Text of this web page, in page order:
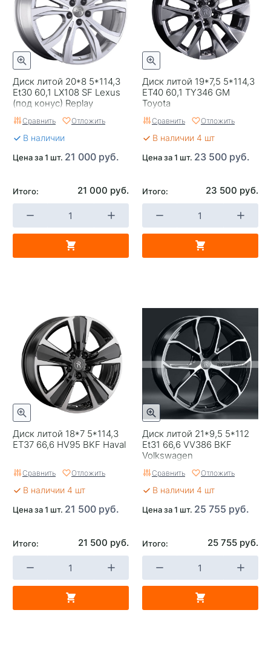
Категория
Легковые
Страна изготовителя
Китай
Replica
0
Завод изготовитель
Replay
Диск литой 20*8 5*114,3
Et30 60,1 LX108 SF Lexus
(под конус) Replay
Сравнить Отложить
В наличии
Цена за 1 шт. 21 000 руб.
Итого: 21 000 руб.
Диск литой 19*7,5 5*114,3
ET40 60,1 TY346 GM
Toyota
Сравнить Отложить
В наличии 4 шт
Цена за 1 шт. 23 500 руб.
Итого: 23 500 руб.
Диск литой 18*7 5*114,3
ET37 66,6 HV95 BKF Haval
Сравнить Отложить
В наличии 4 шт
Цена за 1 шт. 21 500 руб.
Итого: 21 500 руб.
Диск литой 21*9,5 5*112
Et31 66,6 VV386 BKF
Volkswagen
Сравнить Отложить
В наличии 4 шт
Цена за 1 шт. 25 755 руб.
Итого: 25 755 руб.